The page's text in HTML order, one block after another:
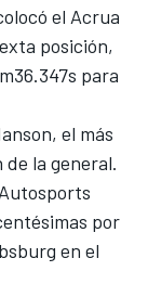
el Acrua
posición,
para
el más
de la general.
por
en el